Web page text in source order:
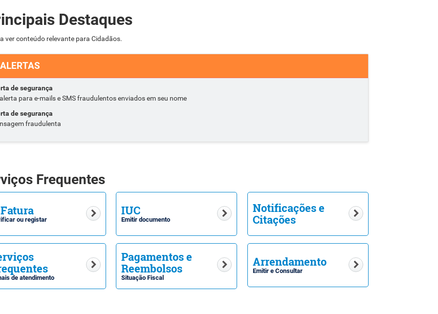
Destaques
ver conteúdo relevante para Cidadãos.
ALERTAS
de segurança
para e-mails e SMS fraudulentos enviados em seu nome
de segurança
fraudulenta
Frequentes
ou registar
IUC
Emitir documento
Notificações e
Citações
de atendimento
Pagamentos e
Reembolsos
Situação Fiscal
Arrendamento
Emitir e Consultar